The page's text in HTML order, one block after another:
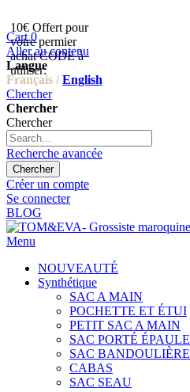
10€ Offert pour
votre permier
achat CODE à
utiliser:
Cart 0
Aller au contenu
Langue
Français / English
Chercher
Chercher
Chercher
Recherche avancée
Chercher
Créer un compte
Se connecter
BLOG
Menu
NOUVEAUTÉ
Synthétique
SAC A MAIN
POCHETTE ET ÉTUI
PETIT SAC A MAIN
SAC PORTÉ ÉPAULE
SAC BANDOULIÈRE
CABAS
SAC SEAU